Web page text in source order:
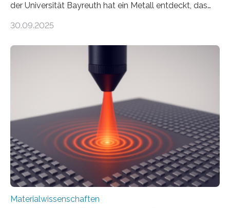
der Universität Bayreuth hat ein Metall entdeckt, das
Dadurch ist es in der Lage, eine sogenannte zweite
Nichtmetallen vorkommt und insbesondere für
Sensorik und Elektrotechnik von Interesse ist. Über ihre
Erkenntnisse berichten die Forschenden im Journal of
the American Chemical Society. —What for?
Materialien, die gleichzeitig Strom leiten und Licht
beeinflussen können, sind für viele moderne
Technologien…
30.09.2025
Materialwissenschaften